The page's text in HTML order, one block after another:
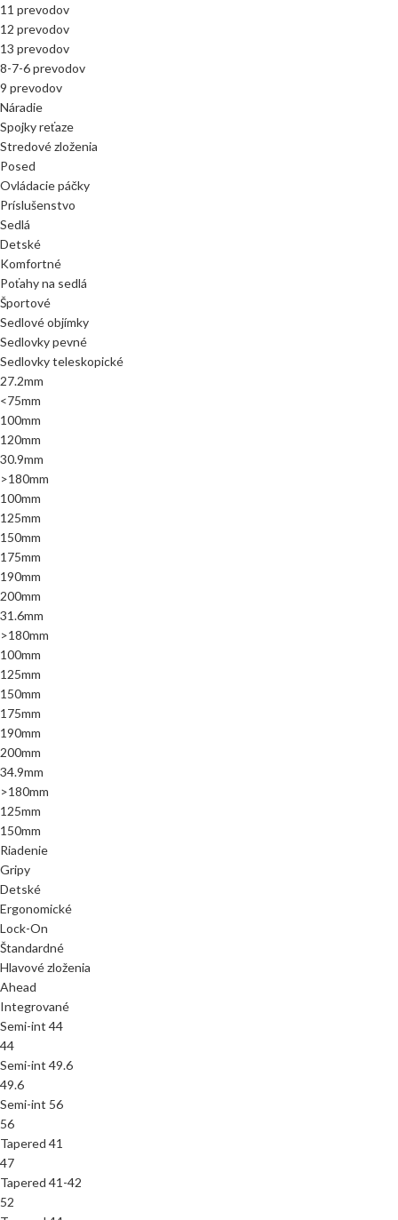
11 prevodov
12 prevodov
13 prevodov
8-7-6 prevodov
9 prevodov
Náradie
Spojky reťaze
Stredové zloženia
Posed
Ovládacie páčky
Príslušenstvo
Sedlá
Detské
Komfortné
Poťahy na sedlá
Športové
Sedlové objímky
Sedlovky pevné
Sedlovky teleskopické
27.2mm
<75mm
100mm
120mm
30.9mm
>180mm
100mm
125mm
150mm
175mm
190mm
200mm
31.6mm
>180mm
100mm
125mm
150mm
175mm
190mm
200mm
34.9mm
>180mm
125mm
150mm
Riadenie
Gripy
Detské
Ergonomické
Lock-On
Štandardné
Hlavové zloženia
Ahead
Integrované
Semi-int 44
44
Semi-int 49.6
49.6
Semi-int 56
56
Tapered 41
47
Tapered 41-42
52